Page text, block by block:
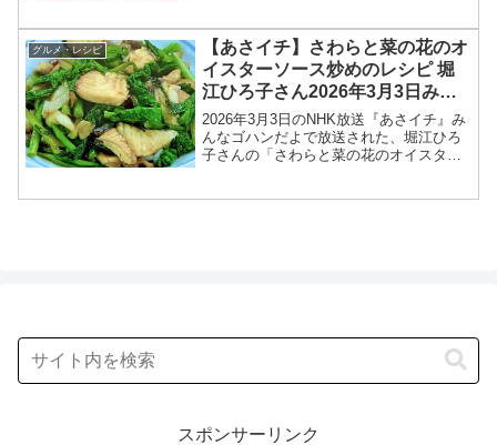
なゴハンだよは、料理研究家の菊池晋作
さんが登場！豆...
グルメ・レシピ
【あさイチ】さわらと菜の花のオ
イスターソース炒めのレシピ 堀
江ひろ子さん2026年3月3日みん
なゴハンだよ
2026年3月3日のNHK放送『あさイチ』み
んなゴハンだよで放送された、堀江ひろ
子さんの「さわらと菜の花のオイスター
スポンサーリンク